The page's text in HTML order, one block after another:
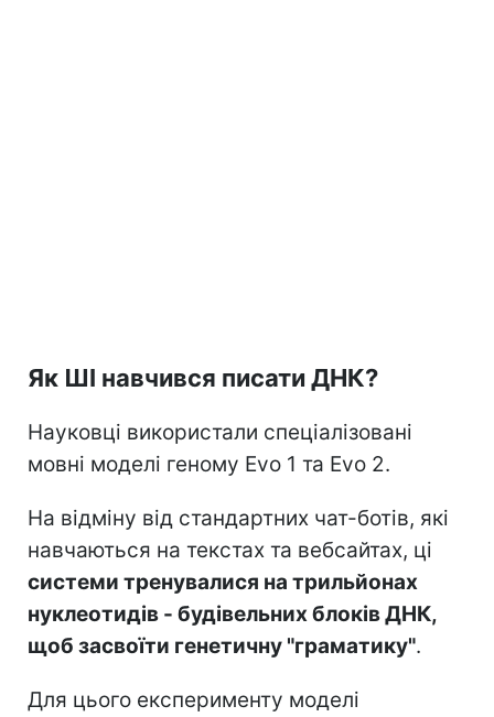
Як ШІ навчився писати ДНК?
Науковці використали спеціалізовані
мовні моделі геному Evo 1 та Evo 2.
На відміну від стандартних чат-ботів, які
навчаються на текстах та вебсайтах, ці
системи тренувалися на трильйонах
нуклеотидів - будівельних блоків ДНК,
щоб засвоїти генетичну "граматику".
Для цього експерименту моделі